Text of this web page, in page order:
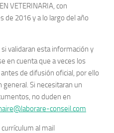
VETERINARIA , con
de 2016 y a lo largo del año
validaran esta información y
en cuenta que a veces los
de difusión oficial, por ello
general Si necesitaran un
no duden en
conseil.com
al mail